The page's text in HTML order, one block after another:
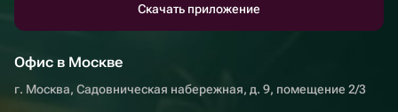
Скачать приложение
Офис в Москве
г. Москва, Садовническая набережная, д. 9, помещение 2/3